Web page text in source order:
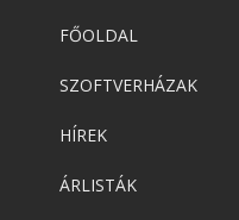
FŐOLDAL
SZOFTVERHÁZAK
HÍREK
ÁRLISTÁK